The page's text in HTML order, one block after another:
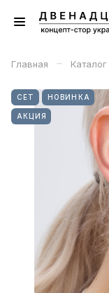
Главная – Каталог
СЕТ НОВИНКА
АКЦИЯ